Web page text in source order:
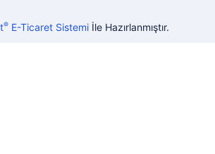
®E-Ticaret Sistemiİle Hazırlanmıştır.